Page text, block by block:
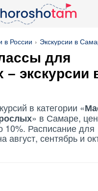
в России Экскурсии в
для
– экскурсии
в категории «
» в Самаре,
10%. Расписание для
август, сентябрь и